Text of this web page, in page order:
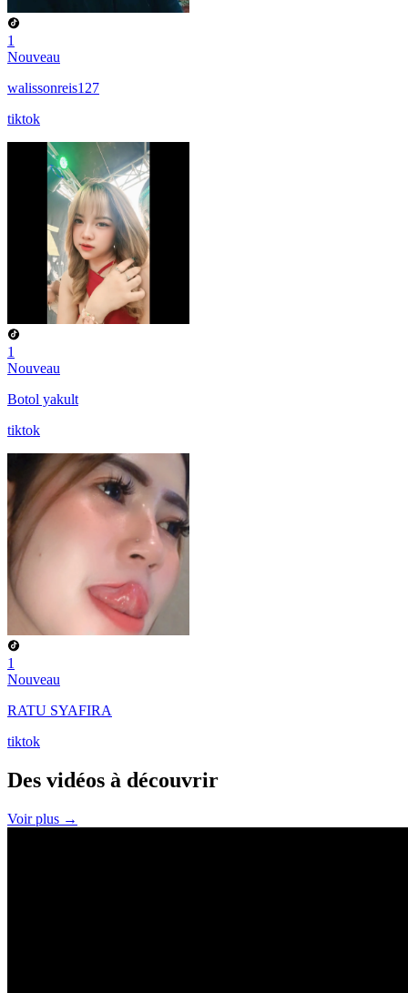
1
Nouveau
walissonreis127
tiktok
1
Nouveau
Botol yakult
tiktok
1
Nouveau
RATU SYAFIRA
tiktok
Des vidéos à découvrir
Voir plus →